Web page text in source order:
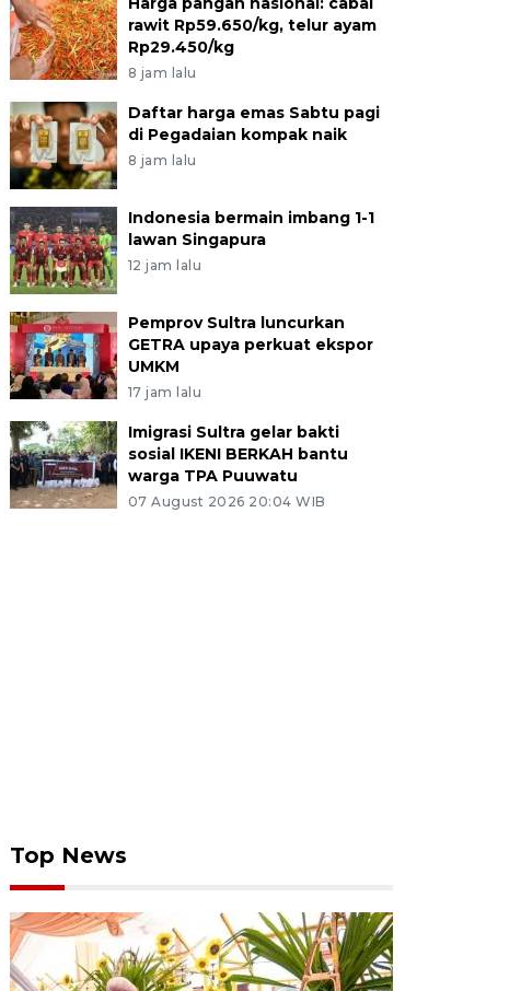
rawit Rp59.650/kg, telur ayam
Rp29.450/kg
8 jam lalu
Daftar harga emas Sabtu pagi
di Pegadaian kompak naik
8 jam lalu
Indonesia bermain imbang 1-1
lawan Singapura
12 jam lalu
Pemprov Sultra luncurkan
GETRA upaya perkuat ekspor
UMKM
17 jam lalu
Imigrasi Sultra gelar bakti
sosial IKENI BERKAH bantu
warga TPA Puuwatu
07 August 2026 20:04 WIB
Top News